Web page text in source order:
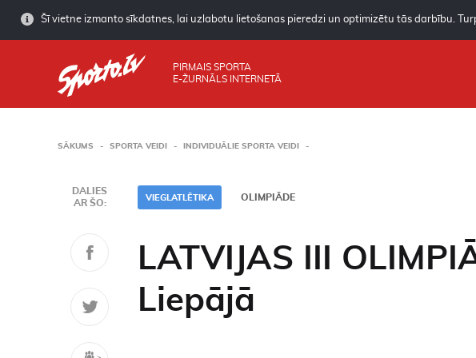
Šī vietne izmanto sīkdatnes, lai uzlabotu lietošanas pieredzi un optimizētu tās darbību.
PIRMAIS SPORTA
E-ŽURNĀLS INTERNETĀ
SĀKUMS SPORTA VEIDI INDIVIDUĀLIE SPORTA VEIDI
DALIES
AR ŠO:
VIEGLATLĒTIKA OLIMPIĀDE
LATVIJAS III
Liepājā